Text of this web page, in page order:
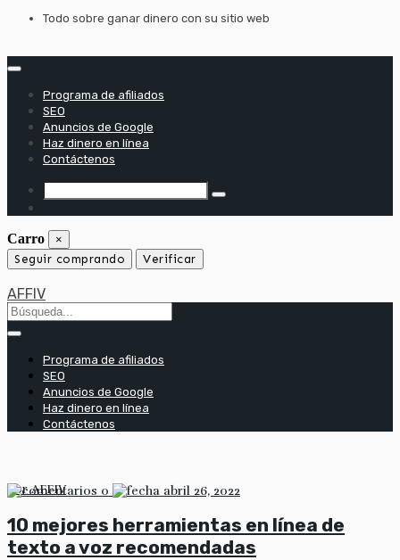
saltar
Todo sobre ganar dinero con su sitio web
Programa de afiliados
SEO
Anuncios de Google
Haz dinero en línea
Contáctenos
Carro ×
Seguir comprando Verificar
AFFIV
Programa de afiliados
SEO
Anuncios de Google
Haz dinero en línea
Contáctenos
por AFFIV 0 abril 26, 2022
10 mejores herramientas en línea de
texto a voz recomendadas